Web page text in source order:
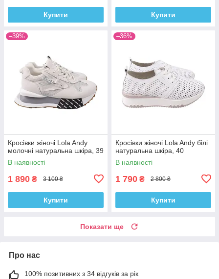
Купити Купити
–39%
Кросівки жіночі Lola Andy
молочні натуральна шкіра, 39
В наявності
1 890 ₴ 3 100 ₴
Купити
–36%
Кросівки жіночі Lola Andy білі
натуральна шкіра, 40
В наявності
1 790 ₴ 2 800 ₴
Купити
Показати ще
Про нас
100% позитивних з 34 відгуків за рік